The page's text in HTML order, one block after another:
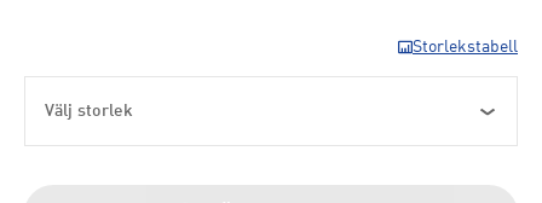
Storlekstabell
Välj storlek